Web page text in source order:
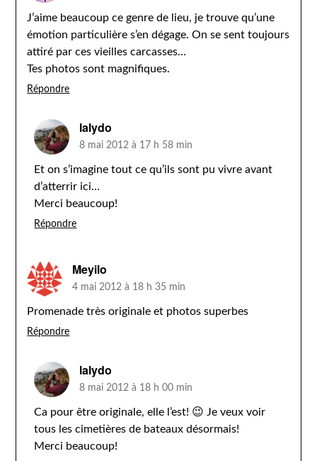
J’aime beaucoup ce genre de lieu, je trouve qu’une
émotion particulière s’en dégage. On se sent toujours
attiré par ces vieilles carcasses…
Tes photos sont magnifiques.
Répondre
lalydo
8 mai 2012 à 17 h 58 min
Et on s’imagine tout ce qu’ils sont pu vivre avant
d’atterrir ici…
Merci beaucoup!
Répondre
Meyilo
4 mai 2012 à 18 h 35 min
Promenade très originale et photos superbes
Répondre
lalydo
8 mai 2012 à 18 h 00 min
Ca pour être originale, elle l’est! 😉 Je veux voir
tous les cimetières de bateaux désormais!
Merci beaucoup!